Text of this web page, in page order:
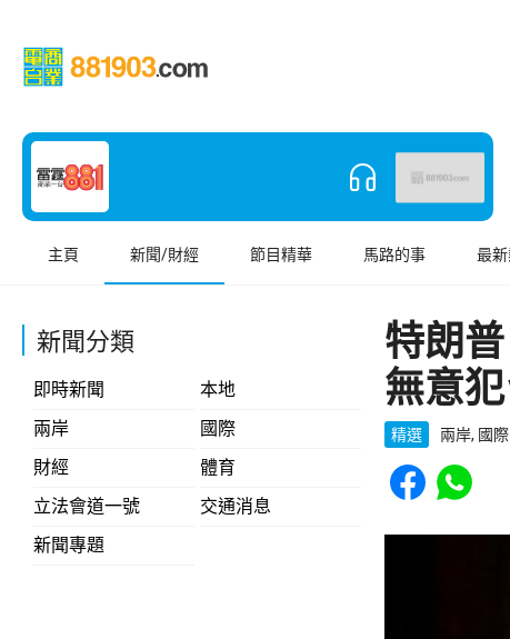
主頁 新聞/財經 節目精華 馬路的事 最
新聞分類
即時新聞
本地
兩岸
國際
財經
體育
立法會道一號
交通消息
新聞專題
特朗
無意
精選 兩岸, 國際
Share toShare to